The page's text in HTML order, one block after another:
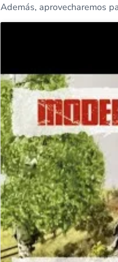
Además, aprovecharemos